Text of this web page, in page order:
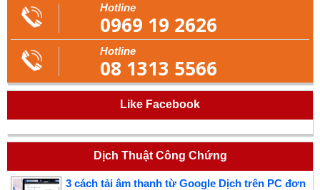
Hotline
0969 19 2626
Hotline
08 1313 5566
Like Facebook
Dịch Thuật Công Chứng
3 cách tải âm thanh từ Google Dịch trên PC đơn